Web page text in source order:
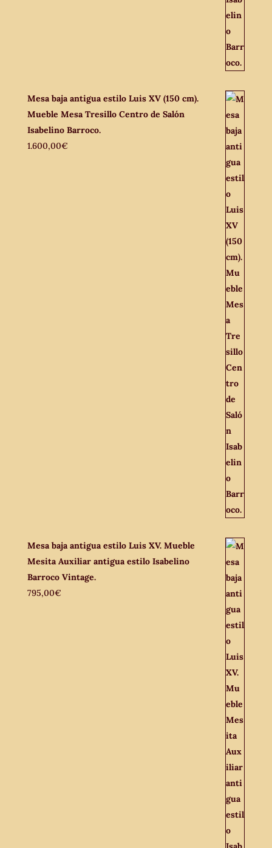
Mesa baja antigua estilo Luis XV (150 cm).
Mueble Mesa Tresillo Centro de Salón
Isabelino Barroco.
1.600,00€
Mesa baja antigua estilo Luis XV. Mueble
Mesita Auxiliar antigua estilo Isabelino
Barroco Vintage.
795,00€